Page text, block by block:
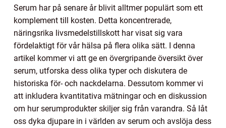
Serum har på senare år blivit alltmer populärt som ett
komplement till kosten. Detta koncentrerade,
näringsrika livsmedelstillskott har visat sig vara
fördelaktigt för vår hälsa på flera olika sätt. I denna
artikel kommer vi att ge en övergripande översikt över
serum, utforska dess olika typer och diskutera de
historiska för- och nackdelarna. Dessutom kommer vi
att inkludera kvantitativa mätningar och en diskussion
om hur serumprodukter skiljer sig från varandra. Så låt
oss dyka djupare in i världen av serum och avslöja dess